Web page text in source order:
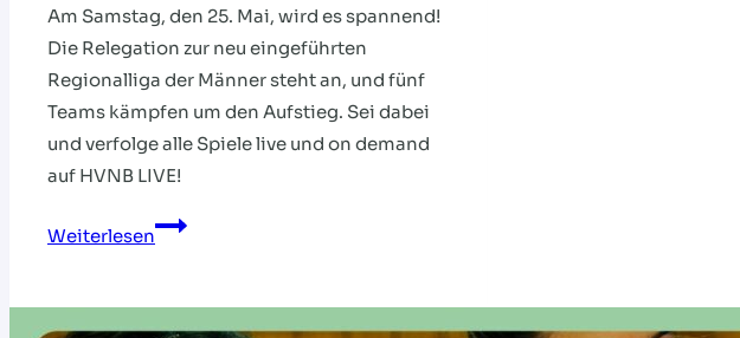
Am Samstag, den 25. Mai, wird es spannend!
Die Relegation zur neu eingeführten
Regionalliga der Männer steht an, und fünf
Teams kämpfen um den Aufstieg. Sei dabei
und verfolge alle Spiele live und on demand
auf HVNB LIVE!
Weiterlesen
HVNB